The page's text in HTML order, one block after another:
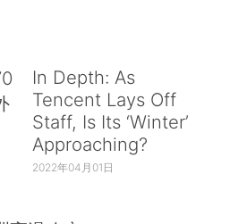
In Depth: As
Tencent Lays Off
Staff, Is Its ‘Winter’
Approaching?
2022年04月01日